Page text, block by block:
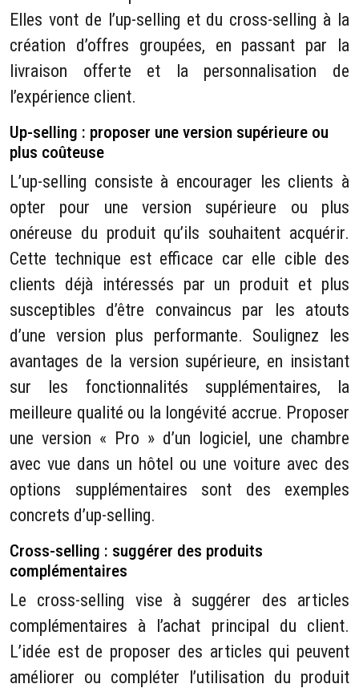
Elles vont de l’up-selling et du cross-selling à la
création d’offres groupées, en passant par la
livraison offerte et la personnalisation de
l’expérience client.
Up-selling : proposer une version supérieure ou
plus coûteuse
L’up-selling consiste à encourager les clients à
opter pour une version supérieure ou plus
onéreuse du produit qu’ils souhaitent acquérir.
Cette technique est efficace car elle cible des
clients déjà intéressés par un produit et plus
susceptibles d’être convaincus par les atouts
d’une version plus performante. Soulignez les
avantages de la version supérieure, en insistant
sur les fonctionnalités supplémentaires, la
meilleure qualité ou la longévité accrue. Proposer
une version « Pro » d’un logiciel, une chambre
avec vue dans un hôtel ou une voiture avec des
options supplémentaires sont des exemples
concrets d’up-selling.
Cross-selling : suggérer des produits
complémentaires
Le cross-selling vise à suggérer des articles
complémentaires à l’achat principal du client.
L’idée est de proposer des articles qui peuvent
améliorer ou compléter l’utilisation du produit